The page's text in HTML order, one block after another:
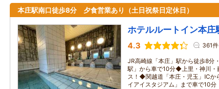
本庄駅南口徒歩8分 夕食営業あり（土日祝祭日定休日）
ホテルルートイン本庄
4.3 361件
JR高崎線「本庄」駅から徒歩8分
駅」から車で10分◆上里・神川・
ス！◆関越道「本庄・児玉」IC
イアイスタジアム」まで車で10分